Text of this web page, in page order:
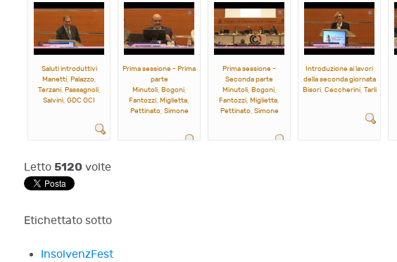
Saluti introduttivi
Manetti, Palazzo,
Terzani, Passagnoli,
Salvini, GDC OCI
Prima sessione - Prima
parte
Minutoli, Bogoni,
Fantozzi, Miglietta,
Pettinato, Simone
Prima sessione -
Seconda parte
Minutoli, Bogoni,
Fantozzi, Miglietta,
Pettinato, Simone
Introduzione ai lavori
della seconda giornata
Bisori, Ceccherini, Tarli
Letto 5120 volte
Etichettato sotto
InsolvenzFest